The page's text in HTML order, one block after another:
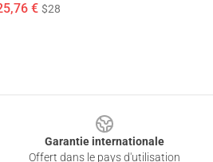
€ $28
Garantie internationale
Offert dans le pays d'utilisation